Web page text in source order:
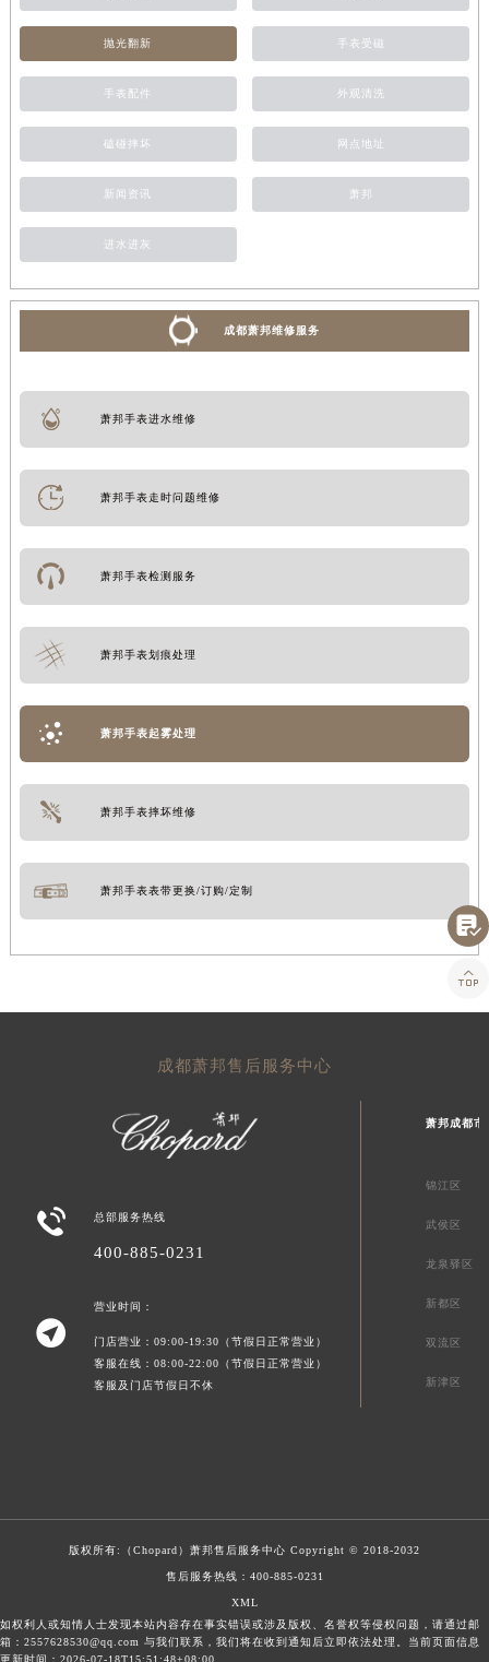
抛光翻新 手表受磁
手表配件 外观清洗
磕碰摔坏 网点地址
新闻资讯 萧邦
进水进灰
成都萧邦维修服务
萧邦手表进水维修
萧邦手表走时问题维修
萧邦手表检测服务
萧邦手表划痕处理
萧邦手表起雾处理
萧邦手表摔坏维修
萧邦手表表带更换/订购/定制
成都萧邦售后服务中心
 总部服务热线
400-885-0231

营业时间：
门店营业：09:00-19:30（节假日正常营业）
客服在线：08:00-22:00（节假日正常营业）
客服及门店节假日不休
萧邦成都市
锦江区
武侯区
龙泉驿区
新都区
双流区
新津区
版权所有:（Chopard） 萧邦售后服务中心 Copyright © 2018-2032
售后服务热线： 400-885-0231
XML
如权利人或知情人士发现本站内容存在事实错误或涉及版权、名誉权等侵权问题，请通过邮
箱：2557628530@qq.com 与我们联系，我们将在收到通知后立即依法处理。当前页面信息

